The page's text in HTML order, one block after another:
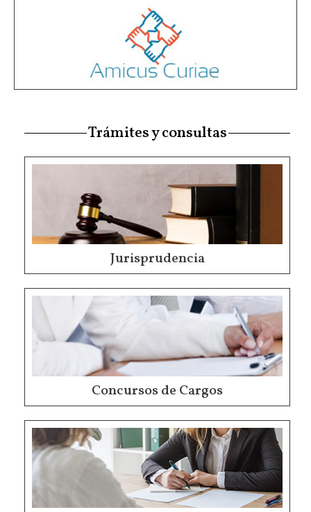
Trámites y consultas
Jurisprudencia
Concursos de Cargos